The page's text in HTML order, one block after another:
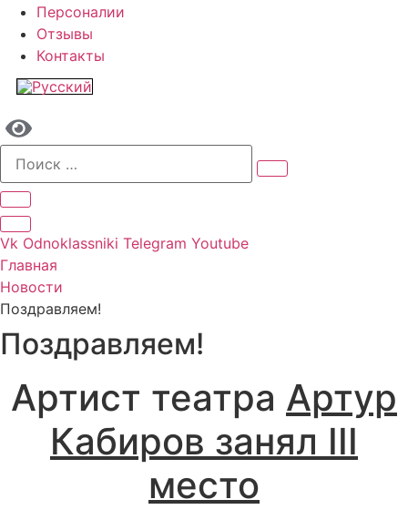
Персоналии
Отзывы
Контакты
Vk Odnoklassniki Telegram Youtube
Главная
Новости
Поздравляем!
Поздравляем!
Артист театра Артур
Кабиров занял III
место